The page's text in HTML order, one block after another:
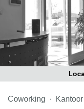
Amsterdam
Westpoort
Business
Den
Haag
Coworking
space
Breda
Coworking
Coworking Kantoor